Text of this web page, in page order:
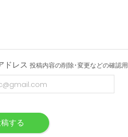
ドレス 投稿内容の削除･変更などの確認用
する